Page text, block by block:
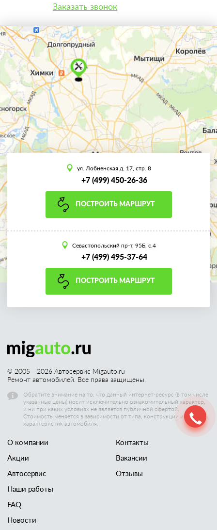
Заказать звонок
ул. Лобненская д. 17, стр. 8
+7 (499) 450-26-36
ПОСТРОИТЬ МАРШРУТ
Севастопольский пр-т, 95Б, с.4
+7 (499) 495-37-64
ПОСТРОИТЬ МАРШРУТ
© 2005—2026 Автосервис Migauto.ru
Ремонт автомобилей. Все права защищены.
Обратите внимание на то, что данный интернет-ресурс (в том числе
указанные цены) носит исключительно ознакомительный характер,
и ни при каких условиях не является публичной офертой.
Стоимость меняется в зависимости от типа, конструкции и других
характеристик автомобиля.
О компании
Акции
Автосервис
Наши работы
Контакты
Вакансии
Отзывы
FAQ
Новости